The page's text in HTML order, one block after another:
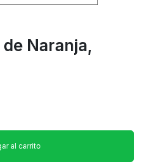
Naranja,
al carrito